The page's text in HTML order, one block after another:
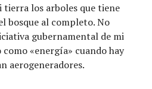
tierra los arboles que tiene
bosque al completo. No
gubernamental de mi
«energía» cuando hay
aerogeneradores.